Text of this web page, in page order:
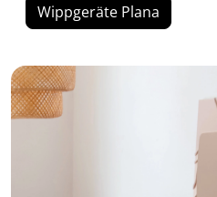
Wippgeräte Plana